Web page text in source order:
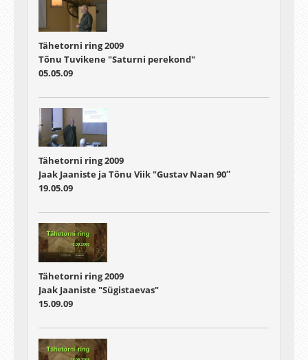
Tähetorni ring 2009
Tõnu Tuvikene "Saturni perekond"
05.05.09
Tähetorni ring 2009
Jaak Jaaniste ja Tõnu Viik "Gustav Naan 90″
19.05.09
Tähetorni ring 2009
Jaak Jaaniste "Sügistaevas"
15.09.09